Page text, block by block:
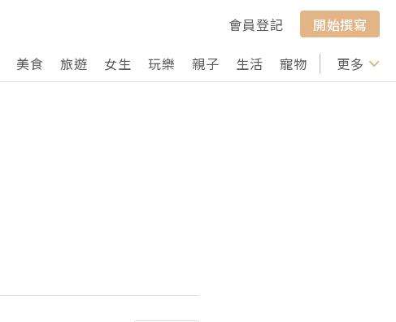
會員登記
開始撰寫
美食 旅遊 女生 玩樂 親子 生活 寵物 行山 打卡
更多